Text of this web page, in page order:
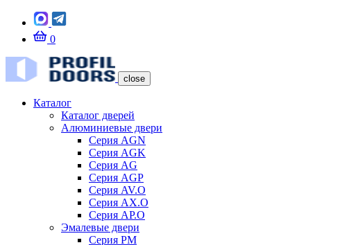
0
close
Каталог
Каталог дверей
Алюминиевые двери
Серия AGN
Серия AGK
Серия AG
Серия AGP
Серия AV.O
Серия AX.O
Серия AP.O
Эмалевые двери
Серия PM